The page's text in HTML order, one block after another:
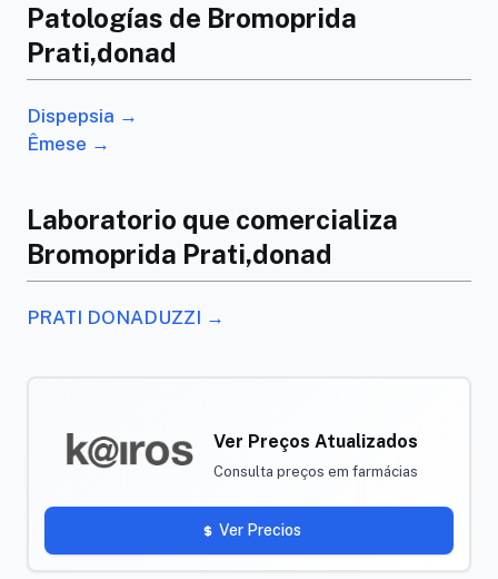
Patologías de Bromoprida
Prati,donad
Dispepsia →
Êmese →
Laboratorio que comercializa
Bromoprida Prati,donad
PRATI DONADUZZI →
Ver Preços Atualizados
Consulta preços em farmácias
Ver Precios